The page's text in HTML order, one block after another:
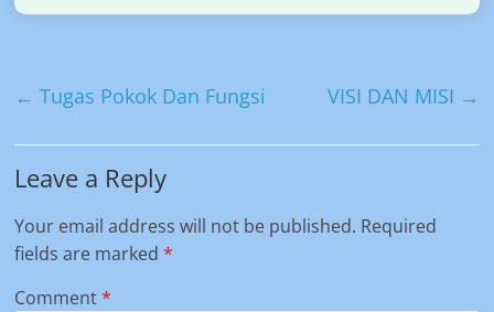
← Tugas Pokok Dan Fungsi VISI DAN MISI →
Leave a Reply
Your email address will not be published. Required
fields are marked*
Comment*